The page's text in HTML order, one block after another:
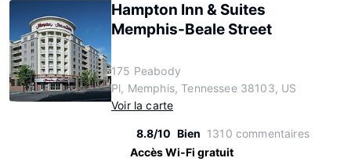
Hampton Inn & Suites
Memphis-Beale Street
175 Peabody
Pl, Memphis, Tennessee 38103, US
Voir la carte
8.8/10 Bien 1310 commentaires
Accès Wi-Fi gratuit